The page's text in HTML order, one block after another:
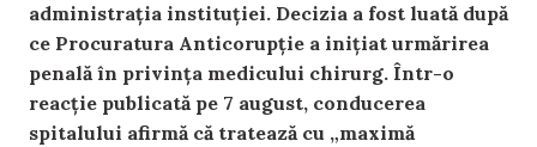
administrația instituției. Decizia a fost luată după
ce Procuratura Anticorupție a inițiat urmărirea
penală în privința medicului chirurg. Într-o
reacție publicată pe 7 august, conducerea
spitalului afirmă că tratează cu „maximă